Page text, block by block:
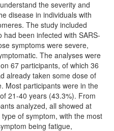
the severity and
disease in individuals with
The study included
had been infected with SARS-
symptoms were severe,
The analyses were
67 participants, of which 36
already taken some dose of
Most participants were in the
21-40 years (43.3%). From
analyzed, all showed at
of symptom, with the most
being fatigue,